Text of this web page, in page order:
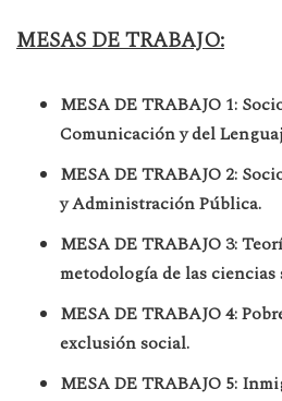
MESAS DE TRABAJO:
MESA DE TRABAJO 1:
Comunicación y del
MESA DE TRABAJO 2:
y Administración Pública.
MESA DE TRABAJO 3:
metodología de las ciencias
MESA DE TRABAJO 4:
exclusión social.
MESA DE TRABAJO 5: